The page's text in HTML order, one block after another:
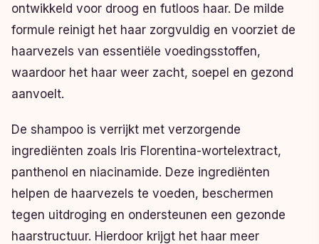
ontwikkeld voor droog en futloos haar. De milde
formule reinigt het haar zorgvuldig en voorziet de
haarvezels van essentiële voedingsstoffen,
waardoor het haar weer zacht, soepel en gezond
aanvoelt.
De shampoo is verrijkt met verzorgende
ingrediënten zoals Iris Florentina-wortelextract,
panthenol en niacinamide. Deze ingrediënten
helpen de haarvezels te voeden, beschermen
tegen uitdroging en ondersteunen een gezonde
haarstructuur. Hierdoor krijgt het haar meer